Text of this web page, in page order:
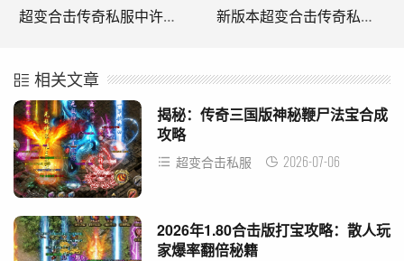
超变合击传奇私服中许多设定在战斗中都需要和环境相结合。(《超变传奇私服中的很多设置都需要结合战斗时的环境。) 新版本超变合击传奇私服里哪把神兵最强?(新版本超变传奇私服哪件法宝最强？)
相关文章
揭秘：传奇三国版神秘鞭尸法宝合成
攻略
超变合击私服 2026-07-06
2026年1.80合击版打宝攻略：散人玩
家爆率翻倍秘籍